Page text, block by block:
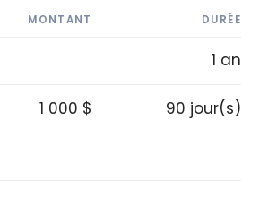
MONTANT DURÉE
1 an
1 000 $ 90 jour(s)